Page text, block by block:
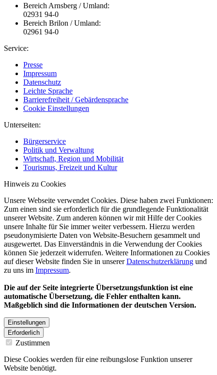
Bereich Arnsberg / Umland:
02931 94-0
Bereich Brilon / Umland:
02961 94-0
Service:
Presse
Impressum
Datenschutz
Leichte Sprache
Barrierefreiheit / Gebärdensprache
Cookie Einstellungen
Unterseiten:
Bürgerservice
Politik und Verwaltung
Wirtschaft, Region und Mobilität
Tourismus, Freizeit und Kultur
Hinweis zu Cookies
Unsere Webseite verwendet Cookies. Diese haben zwei Funktionen:
Zum einen sind sie erforderlich für die grundlegende Funktionalität
unserer Website. Zum anderen können wir mit Hilfe der Cookies
unsere Inhalte für Sie immer weiter verbessern. Hierzu werden
pseudonymisierte Daten von Website-Besuchern gesammelt und
ausgewertet. Das Einverständnis in die Verwendung der Cookies
können Sie jederzeit widerrufen. Weitere Informationen zu Cookies
auf dieser Website finden Sie in unsererDatenschutzerklärung und
zu uns im Impressum.
Die auf der Seite integrierte Übersetzungsfunktion ist eine
automatische Übersetzung, die Fehler enthalten kann.
Maßgeblich sind die Informationen der deutschen Version.
Einstellungen
Erforderlich
Zustimmen
Diese Cookies werden für eine reibungslose Funktion unserer
Website benötigt.